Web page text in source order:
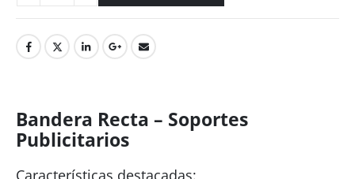
Bandera Recta – Soportes
Publicitarios